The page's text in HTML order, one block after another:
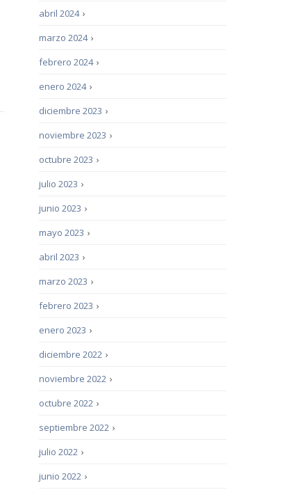
›
abril 2024
›
marzo 2024
›
febrero 2024
›
enero 2024
›
diciembre 2023
›
noviembre 2023
›
octubre 2023
›
julio 2023
›
junio 2023
›
mayo 2023
›
abril 2023
›
marzo 2023
›
febrero 2023
›
enero 2023
›
diciembre 2022
›
noviembre 2022
›
octubre 2022
›
septiembre 2022
›
julio 2022
›
junio 2022